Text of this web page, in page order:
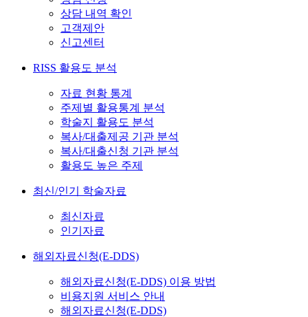
상담 내역 확인
고객제안
신고센터
RISS 활용도 분석
자료 현황 통계
주제별 활용통계 분석
학술지 활용도 분석
복사/대출제공 기관 분석
복사/대출신청 기관 분석
활용도 높은 주제
최신/인기 학술자료
최신자료
인기자료
해외자료신청(E-DDS)
해외자료신청(E-DDS) 이용 방법
비용지원 서비스 안내
해외자료신청(E-DDS)